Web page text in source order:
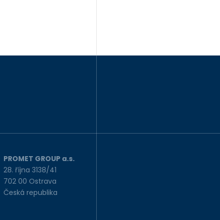
PROMET GROUP a.s.
28. října 3138/41
702 00 Ostrava
Česká republika